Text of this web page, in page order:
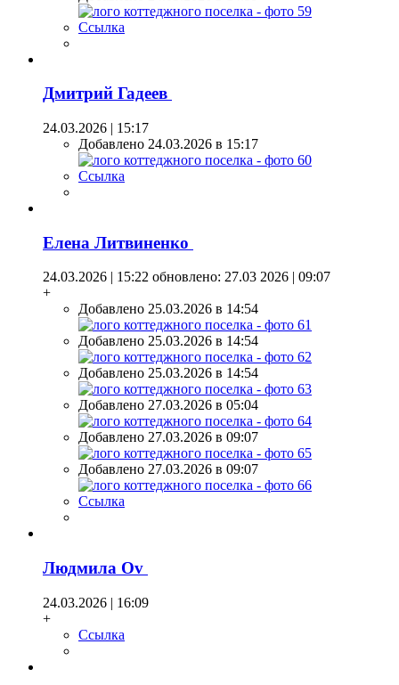
Ссылка
Дмитрий Гадеев
24.03.2026 | 15:17
Добавлено 24.03.2026 в 15:17
Ссылка
Елена Литвиненко
24.03.2026 | 15:22 обновлено: 27.03 2026 | 09:07
+
Добавлено 25.03.2026 в 14:54
Добавлено 25.03.2026 в 14:54
Добавлено 25.03.2026 в 14:54
Добавлено 27.03.2026 в 05:04
Добавлено 27.03.2026 в 09:07
Добавлено 27.03.2026 в 09:07
Ссылка
Людмила Оv
24.03.2026 | 16:09
+
Ссылка